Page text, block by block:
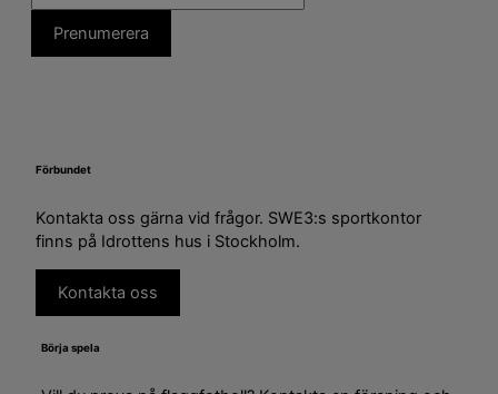
Förbundet
Kontakta oss gärna vid frågor. SWE3:s sportkontor
finns på Idrottens hus i Stockholm.
Kontakta oss
Börja spela